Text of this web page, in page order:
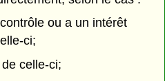
ou a un intérêt
ci;
celle-ci;